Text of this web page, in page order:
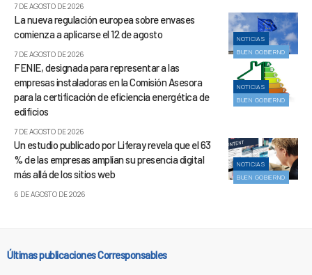
7 DE AGOSTO DE 2026
NOTICIAS
BUEN GOBIERNO
La nueva regulación europea sobre envases
comienza a aplicarse el 12 de agosto
7 DE AGOSTO DE 2026
NOTICIAS
BUEN GOBIERNO
FENIE, designada para representar a las
empresas instaladoras en la Comisión Asesora
para la certificación de eficiencia energética de
edificios
7 DE AGOSTO DE 2026
NOTICIAS
BUEN GOBIERNO
Un estudio publicado por Liferay revela que el 63
% de las empresas amplían su presencia digital
más allá de los sitios web
6 DE AGOSTO DE 2026
Últimas publicaciones Corresponsables